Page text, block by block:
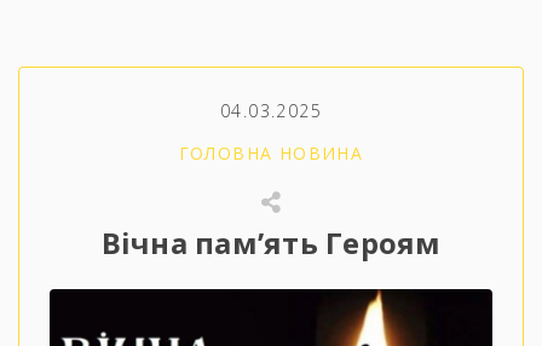
04.03.2025
ГОЛОВНА НОВИНА
Вічна пам’ять Героям